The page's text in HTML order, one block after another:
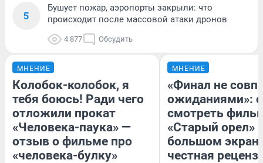
5
Бушует пожар, аэропорты закрыли: что
происходит после массовой атаки дронов
4 877 Обсудить
МНЕНИЕ
Колобок-колобок, я
тебя боюсь! Ради чего
отложили прокат
«Человека-паука» —
отзыв о фильме про
«человека-булку»
МНЕНИЕ
«Финал не
ожиданиями»:
смотреть
«Старый орел»
большом
честная